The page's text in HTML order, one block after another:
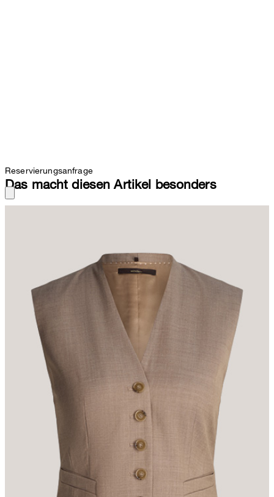
Reservierungsanfrage
Das macht diesen Artikel besonders
Paspeltaschen und edler Knopfleiste präsentiert sich das Modell
klassisch und souverän. Reine Schurwolle hebt den eleganten
Look hervor. Für zusätzlichen Tragekomfort sorgen ein fließendes
Futter und der rückseitige Westenriegel.